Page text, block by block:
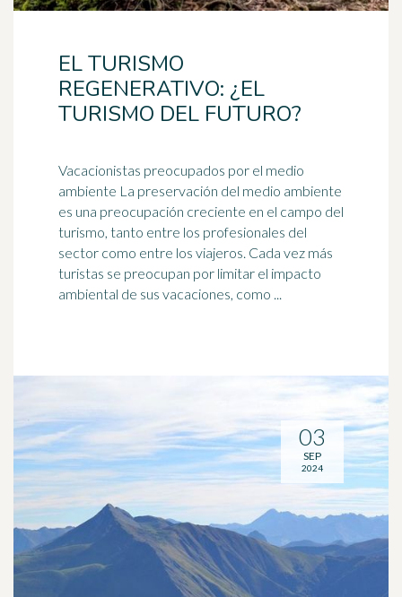
EL TURISMO
REGENERATIVO: ¿EL
TURISMO DEL FUTURO?
Vacacionistas preocupados por el medio
ambiente La preservación del medio ambiente
es una preocupación creciente en el campo del
turismo, tanto entre los profesionales del
sector como entre los viajeros. Cada vez más
turistas se preocupan por limitar el impacto
ambiental de sus vacaciones, como ...
03
SEP
2024